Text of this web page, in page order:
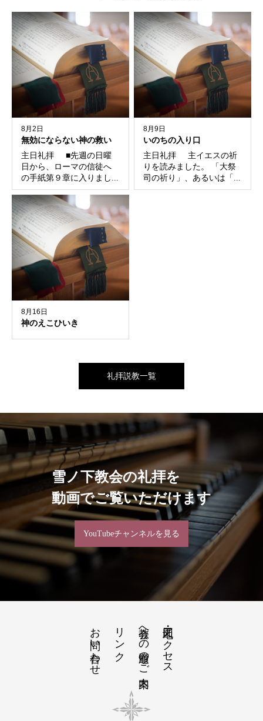
8月2日
無効にならない神の救い
主日礼拝 ■先週の日曜
日から、ローマの信徒へ
の手紙第９章に入りまし...
8月9日
いのちの入り口
主日礼拝 主イエスの祈
りを読みました。 「大祭
司の祈り」、あるいは「...
8月16日
神のえこひいき
礼拝説教一覧
雪ノ下教会の礼拝を
動画でご覧いただけます
YouTubeチャンネルを見る
地図・アクセス
教会への道順のご案内
リンク
お問い合わせ